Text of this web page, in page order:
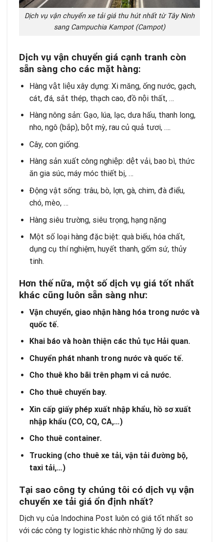
Dịch vụ vận chuyển xe tải giá thu hút nhất từ Tây Ninh
sang Campuchia Kampot (Campot)
Dịch vụ vận chuyển giá cạnh tranh còn
sẵn sàng cho các mặt hàng:
Hàng vật liệu xây dựng: Xi măng, ống nước, gạch,
cát, đá, sắt thép, thạch cao, đồ nội thất, …
Hàng nông sản: Gạo, lúa, lạc, dưa hấu, thanh long,
nho, ngô (bắp), bột mỳ, rau củ quả tươi, ….
Cây, con giống.
Hàng sản xuất công nghiệp: dệt vải, bao bì, thức
ăn gia súc, máy móc thiết bị, …
Động vật sống: trâu, bò, lợn, gà, chim, đà điểu,
chó, mèo, …
Hàng siêu trường, siêu trọng, hạng nặng
Một số loại hàng đặc biệt: quà biếu, hóa chất,
dụng cụ thí nghiệm, huyết thanh, gốm sứ, thủy
tinh.
Hơn thế nữa, một số dịch vụ giá tốt nhất
khác cũng luôn sẵn sàng như:
Vận chuyển, giao nhận hàng hóa trong nước và
quốc tế.
Khai báo và hoàn thiện các thủ tục Hải quan.
Chuyển phát nhanh trong nước và quốc tế.
Cho thuê kho bãi trên phạm vi cả nước.
Cho thuê chuyến bay.
Xin cấp giấy phép xuất nhập khẩu, hồ sơ xuất
nhập khẩu (CO, CQ, CA,…)
Cho thuê container.
Trucking (cho thuê xe tải, vận tải đường bộ,
taxi tải,…)
Tại sao công ty chúng tôi có dịch vụ vận
chuyển xe tải giá ổn định nhất?
Dịch vụ của Indochina Post luôn có giá tốt nhất so
với các công ty logistic khác nhờ những lý do sau: